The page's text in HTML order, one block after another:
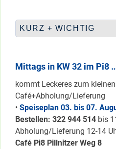
KURZ + WICHTIG
Mittags in KW 32 im Pi8
kommt Leckeres zum
Café+Abholung/Lieferung
• Speiseplan 03. bis 07.
Bestellen: 322 944 514 bis
Abholung/Lieferung 12-14
Café Pi8 Pillnitzer Weg 8